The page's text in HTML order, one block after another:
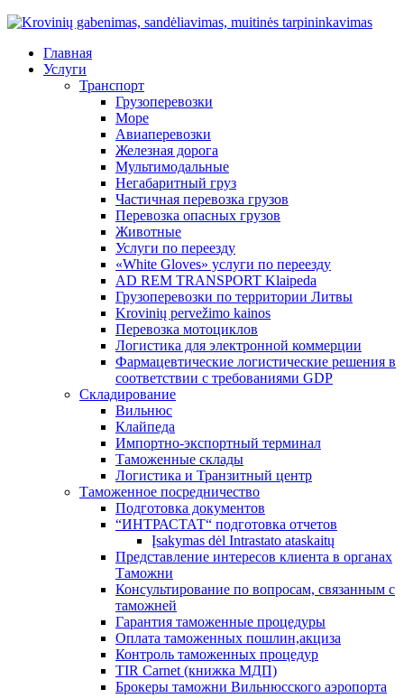
Главная
Услуги
Транспорт
Грузоперевозки
Море
Авиаперевозки
Железная дорога
Мультимодальные
Негабаритный груз
Частичная перевозка грузов
Перевозка опасных грузов
Животные
Услуги по переезду
«White Gloves» услуги по переезду
AD REM TRANSPORT Klaipeda
Грузоперевозки по территории Литвы
Krovinių pervežimo kainos
Перевозка мотоциклов
Логистика для электронной коммерции
Фармацевтические логистические решения в
соответствии с требованиями GDP
Складирование
Вильнюс
Клайпеда
Импортно-экспортный терминал
Таможенные склады
Логистика и Транзитный центр
Таможенное посредничество
Подготовка документов
“ИНТРАСТАТ“ подготовка отчетов
Įsakymas dėl Intrastato ataskaitų
Представление интересов клиента в органах
Таможни
Консультирование по вопросам, связанным с
таможней
Гарантия таможенные процедуры
Оплата таможенных пошлин,акциза
Контроль таможенных процедур
TIR Carnet (книжка МДП)
Брокеры таможни Вильнюсского аэропорта